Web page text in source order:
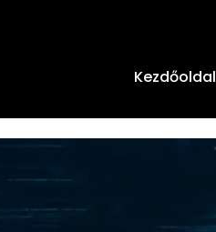
Kezdőoldal